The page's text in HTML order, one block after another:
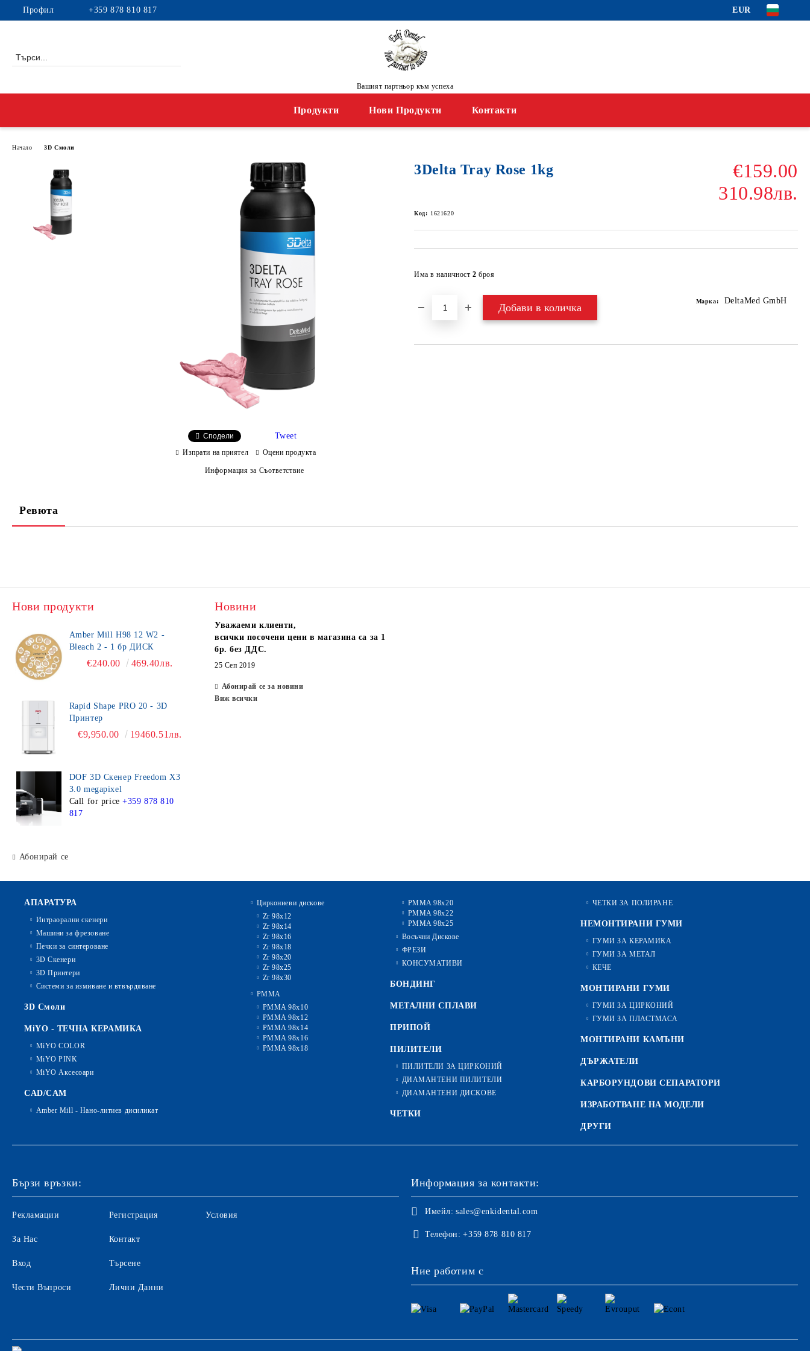
Профил +359 878 810 817 EUR
Вашият партньор към успеха
Продукти Нови Продукти Контакти
Начало 3D Смоли
3Delta Tray Rose 1kg
€159.00
310.98лв.
Код: 1621620
Има в наличност 2 броя
Марка: DeltaMed GmbH
Сподели Tweet
Изпрати на приятел Оцени продукта
Информация за Съответствие
Ревюта
Нови продукти
Amber Mill H98 12 W2 -
Bleach 2 - 1 бр ДИСК
€240.00 469.40лв.
Rapid Shape PRO 20 - 3D
Принтер
€9,950.00 19460.51лв.
DOF 3D Скенер Freedom X3
3.0 megapixel
Call for price +359 878 810
817
Абонирай се
Новини
Уважаеми клиенти,
всички посочени цени в магазина са за 1
бр. без ДДС.
25 Сеп 2019
Абонирай се за новини
Виж всички
АПАРАТУРА
Интраорални скенери
Машини за фрезоване
Печки за синтероване
3D Скенери
3D Принтери
Системи за измиване и втвърдяване
3D Смоли
MiYO - ТЕЧНА КЕРАМИКА
MiYO COLOR
MiYO PINK
MiYO Аксесоари
CAD/CAM
Amber Mill - Нано-литиев дисиликат
Циркониеви дискове
Zr 98x12
Zr 98x14
Zr 98x16
Zr 98x18
Zr 98x20
Zr 98x25
Zr 98x30
PMMA
PMMA 98x10
PMMA 98x12
PMMA 98x14
PMMA 98x16
PMMA 98x18
PMMA 98x20
PMMA 98x22
PMMA 98x25
Восъчни Дискове
ФРЕЗИ
КОНСУМАТИВИ
БОНДИНГ
МЕТАЛНИ СПЛАВИ
ПРИПОЙ
ПИЛИТЕЛИ
ПИЛИТЕЛИ ЗА ЦИРКОНИЙ
ДИАМАНТЕНИ ПИЛИТЕЛИ
ДИАМАНТЕНИ ДИСКОВЕ
ЧЕТКИ
ЧЕТКИ ЗА ПОЛИРАНЕ
НЕМОНТИРАНИ ГУМИ
ГУМИ ЗА КЕРАМИКА
ГУМИ ЗА МЕТАЛ
КЕЧЕ
МОНТИРАНИ ГУМИ
ГУМИ ЗА ЦИРКОНИЙ
ГУМИ ЗА ПЛАСТМАСА
МОНТИРАНИ КАМЪНИ
ДЪРЖАТЕЛИ
КАРБОРУНДОВИ СЕПАРАТОРИ
ИЗРАБОТВАНЕ НА МОДЕЛИ
ДРУГИ
Бързи връзки:
Рекламации
За Нас
Вход
Чести Въпроси
Регистрация
Контакт
Търсене
Лични Данни
Условия
Информация за контакти:
Имейл: sales@enkidental.com
Телефон: +359 878 810 817
Ние работим с